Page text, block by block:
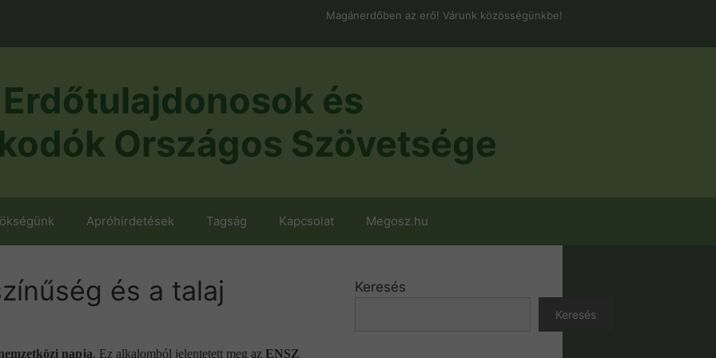
Magánerdőben az erő! Várunk közösségünkbe!
és
Országos Szövetsége
Apróhirdetések Tagság Kapcsolat Megosz.hu
és a talaj
napja. Ez alkalomból jelentetett meg az ENSZ
Keresés
Keresés